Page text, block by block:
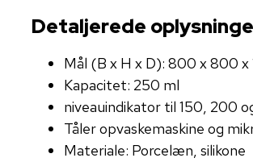
Detaljerede
Mål (B x H x D): 800 x 800 x
Kapacitet: 250 ml
niveauindikator til 150, 200
Tåler opvaskemaskine og
Materiale: Porcelæn, silikone